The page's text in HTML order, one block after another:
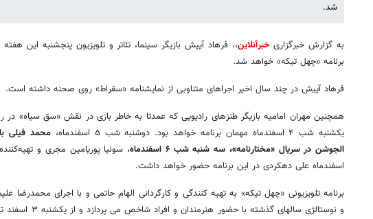
شد.
به گزارش خبرگزاریخبرآنلاین
برنامه «چهل تیکه» خواهد شد.
فرهاد آییش در چند سال اخیر اجراهای متناوبی از نمایشنامه «سقراط» روی صحنه داشته است.
همچنین مهران امامیه بازیگر طنزهای رادیویی که عمدتا به خاطر بازی در نقش «سق سیاه»
یکشنبه شب ۴ اسفندماه مهمان برنامه خواهد بود. دوشنبه شب ۵ اسفندماه،
محمد فیلی
الجوشن در سریال «مختارنامه»، سه شنبه شب ۶ اسفندماه
اسفندماه علی دهکردی در این برنامه حضور خواهد داشت.
برنامه تلویزیونی «چهل تیکه» به تهیه کنندگی و کارگردانی الهام حاتمی و با اجرای محمدرضا